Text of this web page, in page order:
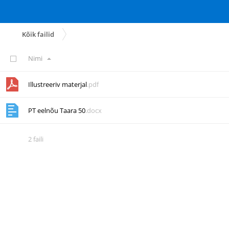
Kõik failid
Nimi
Illustreeriv materjal.pdf
PT eelnõu Taara 50.docx
2 faili